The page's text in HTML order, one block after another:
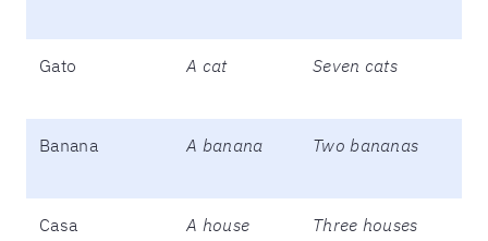
Gato A cat Seven cats
Banana A banana Two bananas
Casa A house Three houses